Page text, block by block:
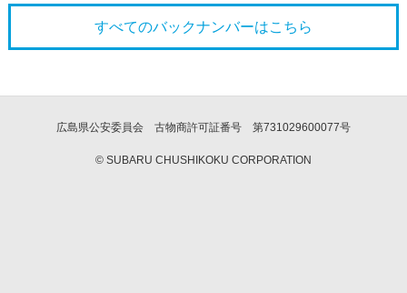
すべてのバックナンバーはこちら
広島県公安委員会 古物商許可証番号 第731029600077号
© SUBARU CHUSHIKOKU CORPORATION